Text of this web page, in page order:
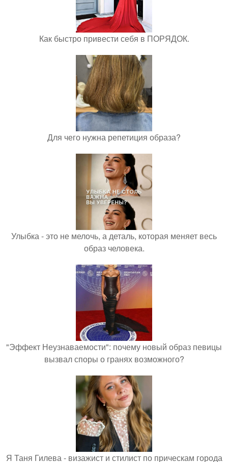
Как быстро привести себя в ПОРЯДОК.
Для чего нужна репетиция образа?
Улыбка - это не мелочь, а деталь, которая меняет весь
образ человека.
"Эффект Неузнаваемости": почему новый образ певицы
вызвал споры о гранях возможного?
Я Таня Гилева - визажист и стилист по прическам города